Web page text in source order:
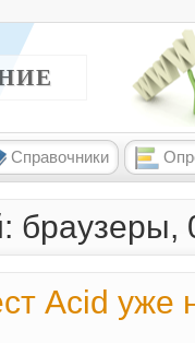
Справочники
браузеры,
Acid уже